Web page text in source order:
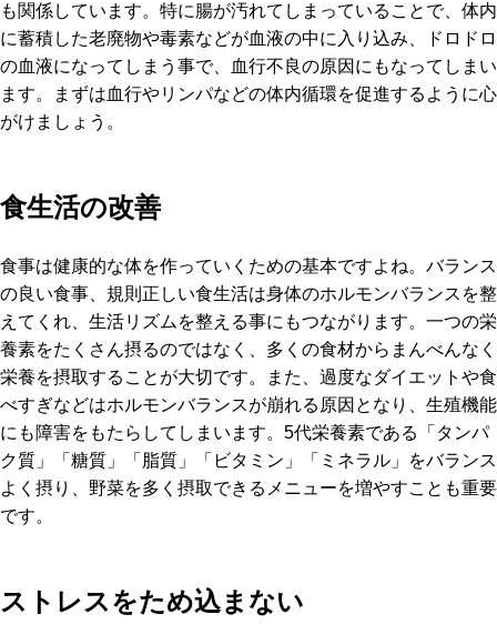
も関係しています。特に腸が汚れてしまっていることで、体内
に蓄積した老廃物や毒素などが血液の中に入り込み、ドロドロ
の血液になってしまう事で、血行不良の原因にもなってしまい
ます。まずは血行やリンパなどの体内循環を促進するように心
がけましょう。
食生活の改善
食事は健康的な体を作っていくための基本ですよね。バランス
の良い食事、規則正しい食生活は身体のホルモンバランスを整
えてくれ、生活リズムを整える事にもつながります。一つの栄
養素をたくさん摂るのではなく、多くの食材からまんべんなく
栄養を摂取することが大切です。また、過度なダイエットや食
べすぎなどはホルモンバランスが崩れる原因となり、生殖機能
にも障害をもたらしてしまいます。5代栄養素である「タンパ
ク質」「糖質」「脂質」「ビタミン」「ミネラル」をバランス
よく摂り、野菜を多く摂取できるメニューを増やすことも重要
です。
ストレスをため込まない